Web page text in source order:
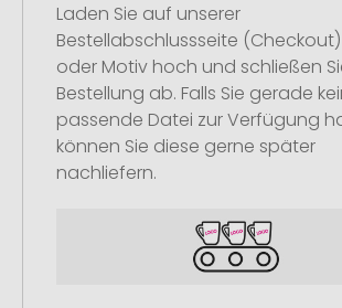
Laden Sie auf unserer
Bestellabschlussseite
oder Motiv hoch und schließen
Bestellung ab. Falls Sie gerade
passende Datei zur Verfügung
können Sie diese gerne später
nachliefern.